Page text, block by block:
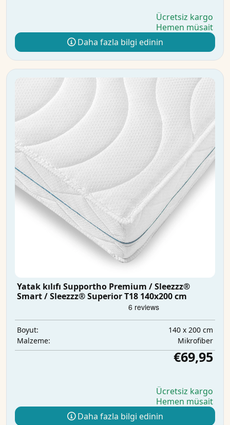
Ücretsiz kargo
Hemen müsait
Daha fazla bilgi edinin
Yatak kılıfı Supportho Premium / Sleezzz®
Smart / Sleezzz® Superior T18 140x200 cm
Boyut:
140 x 200 cm
Malzeme:
Mikrofiber
€69,95
Ücretsiz kargo
Hemen müsait
Daha fazla bilgi edinin